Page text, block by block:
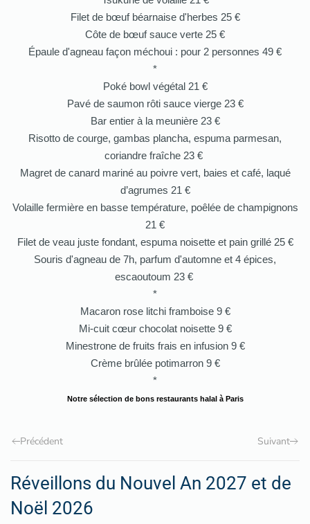
Filet de bœuf béarnaise d'herbes 25 €
Côte de bœuf sauce verte 25 €
Épaule d'agneau façon méchoui : pour 2 personnes 49 €
*
Poké bowl végétal 21 €
Pavé de saumon rôti sauce vierge 23 €
Bar entier à la meunière 23 €
Risotto de courge, gambas plancha, espuma parmesan,
coriandre fraîche 23 €
Magret de canard mariné au poivre vert, baies et café, laqué
d’agrumes 21 €
Volaille fermière en basse température, poêlée de champignons
21 €
Filet de veau juste fondant, espuma noisette et pain grillé 25 €
Souris d'agneau de 7h, parfum d'automne et 4 épices,
escaoutoum 23 €
*
Macaron rose litchi framboise 9 €
Mi-cuit cœur chocolat noisette 9 €
Minestrone de fruits frais en infusion 9 €
Crème brûlée potimarron 9 €
*
Notre sélection de bons restaurants halal à Paris
Précédent Suivant
Réveillons du Nouvel An 2027 et de
Noël 2026